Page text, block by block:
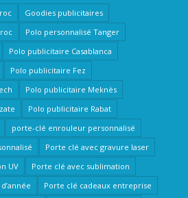
Goodies publicitaires
Polo personnalisé Tanger
Polo publicitaire Casablanca
Polo publicitaire Fez
Polo publicitaire Meknès
Polo publicitaire Rabat
porte-clé enrouleur personnalisé
Porte clé avec gravure laser
UV
Porte clé avec sublimation
Porte clé cadeaux entreprise